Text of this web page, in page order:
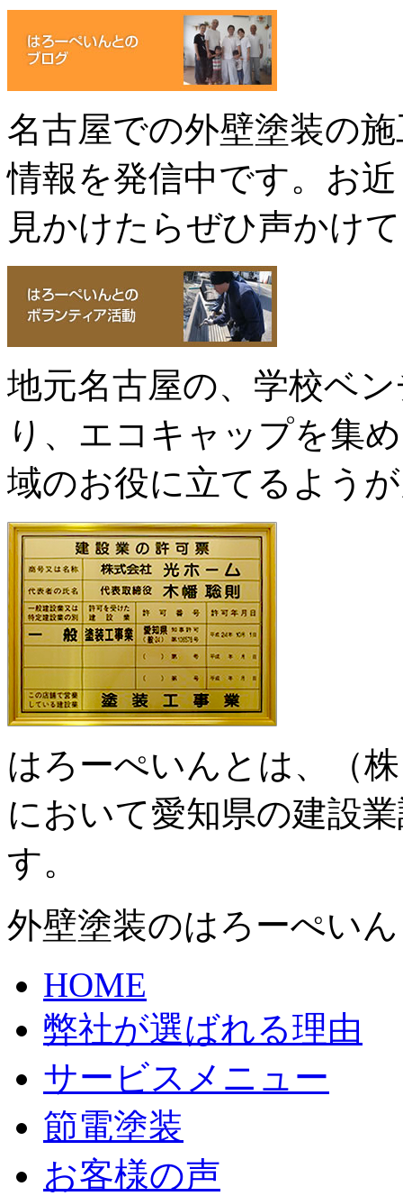
名古屋での外壁塗装の
情報を発信中です。お
見かけたらぜひ声かけ
地元名古屋の、学校ベ
り、エコキャップを集
域のお役に立てるよう
はろーぺいんとは、（
において愛知県の建設
す。
外壁塗装のはろーぺい
HOME
弊社が選ばれる理由
サービスメニュー
節電塗装
お客様の声